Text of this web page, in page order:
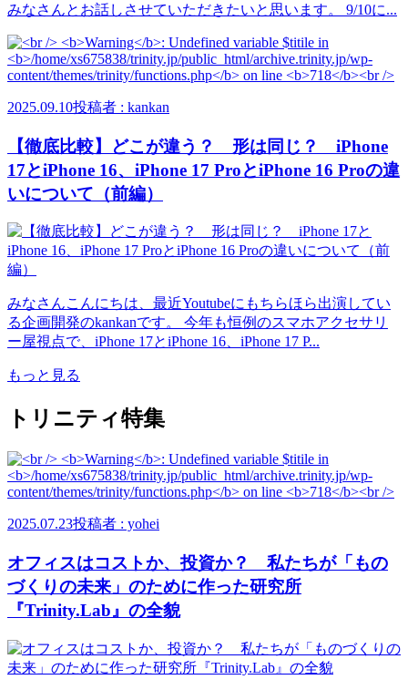
みなさんとお話しさせていただきたいと思います。 9/10に...
2025.09.10投稿者 : kankan
【徹底比較】どこが違う？ 形は同じ？ iPhone
17とiPhone 16、iPhone 17 ProとiPhone 16 Proの違
いについて（前編）
みなさんこんにちは、最近Youtubeにもちらほら出演してい
る企画開発のkankanです。 今年も恒例のスマホアクセサリ
ー屋視点で、iPhone 17とiPhone 16、iPhone 17 P...
もっと見る
トリニティ特集
2025.07.23投稿者 : yohei
オフィスはコストか、投資か？ 私たちが「もの
づくりの未来」のために作った研究所
『Trinity.Lab』の全貌